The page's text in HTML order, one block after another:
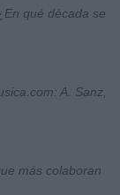
qué década se
A. Sanz,
más colaboran